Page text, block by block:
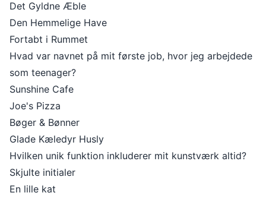
Det Gyldne Æble
Den Hemmelige Have
Fortabt i Rummet
Hvad var navnet på mit første job, hvor jeg arbejdede
som teenager?
Sunshine Cafe
Joe's Pizza
Bøger & Bønner
Glade Kæledyr Husly
Hvilken unik funktion inkluderer mit kunstværk altid?
Skjulte initialer
En lille kat